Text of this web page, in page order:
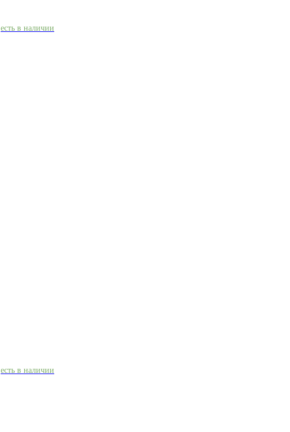
есть в наличии
есть в наличии